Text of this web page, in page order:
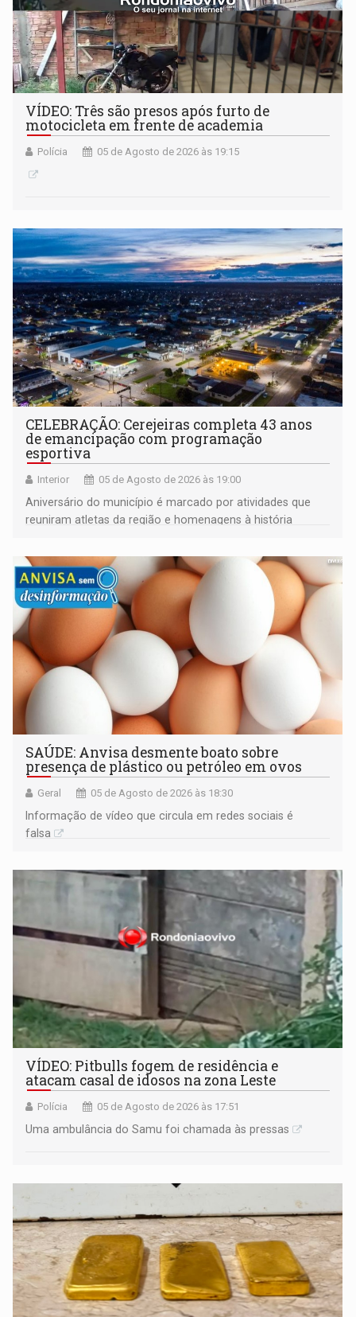
VÍDEO: Três são presos após furto de
motocicleta em frente de academia
Polícia 05 de Agosto de 2026 às 19:15
CELEBRAÇÃO: Cerejeiras completa 43 anos
de emancipação com programação
esportiva
Interior 05 de Agosto de 2026 às 19:00
Aniversário do município é marcado por atividades que
reuniram atletas da região e homenagens à história
SAÚDE: Anvisa desmente boato sobre
presença de plástico ou petróleo em ovos
Geral 05 de Agosto de 2026 às 18:30
Informação de vídeo que circula em redes sociais é
falsa
VÍDEO: Pitbulls fogem de residência e
atacam casal de idosos na zona Leste
Polícia 05 de Agosto de 2026 às 17:51
Uma ambulância do Samu foi chamada às pressas